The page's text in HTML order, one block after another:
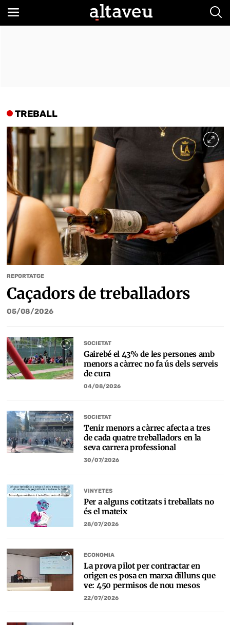
TREBALL
REPORTATGE
Caçadors de treballadors
05/08/2026
SOCIETAT
Gairebé el 43% de les persones amb
menors a càrrec no fa ús dels serveis
de cura
04/08/2026
SOCIETAT
Tenir menors a càrrec afecta a tres
de cada quatre treballadors en la
seva carrera professional
30/07/2026
VINYETES
Per a alguns cotitzats i treballats no
és el mateix
28/07/2026
ECONOMIA
La prova pilot per contractar en
origen es posa en marxa dilluns que
ve: 450 permisos de nou mesos
22/07/2026